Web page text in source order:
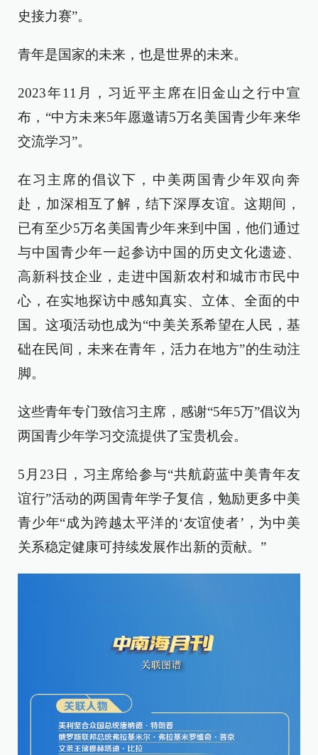
史接力赛”。
青年是国家的未来，也是世界的未来。
2023年11月，习近平主席在旧金山之行中宣
布，“中方未来5年愿邀请5万名美国青少年来华
交流学习”。
在习主席的倡议下，中美两国青少年双向奔
赴，加深相互了解，结下深厚友谊。这期间，
已有至少5万名美国青少年来到中国，他们通过
与中国青少年一起参访中国的历史文化遗迹、
高新科技企业，走进中国新农村和城市市民中
心，在实地探访中感知真实、立体、全面的中
国。这项活动也成为“中美关系希望在人民，基
础在民间，未来在青年，活力在地方”的生动注
脚。
这些青年专门致信习主席，感谢“5年5万”倡议为
两国青少年学习交流提供了宝贵机会。
5月23日，习主席给参与“共航蔚蓝中美青年友
谊行”活动的两国青年学子复信，勉励更多中美
青少年“成为跨越太平洋的‘友谊使者’，为中美
关系稳定健康可持续发展作出新的贡献。”